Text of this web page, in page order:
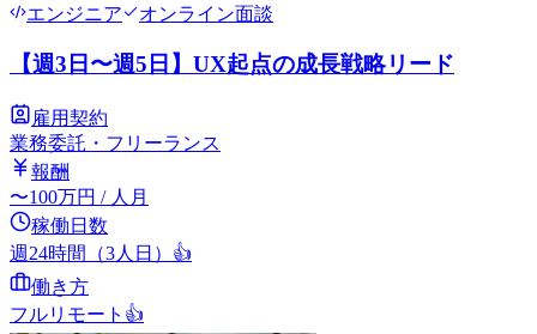
エンジニア
オンライン面談
【週3日〜週5日】UX起点の成長戦略リード
雇用契約
業務委託・フリーランス
報酬
〜100万円 / 人月
稼働日数
週24時間（3人日） 👍
働き方
フルリモート 👍